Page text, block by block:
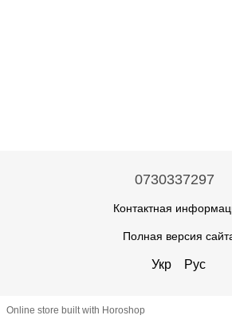
0730337297
Контактная
Полная версия
Укр Рус
Online store built with Horoshop